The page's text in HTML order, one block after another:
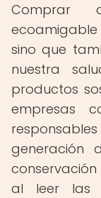
Comprar
sino que
nuestra
productos
empresas
generación
al leer las